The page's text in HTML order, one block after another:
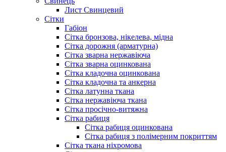
Лист Свинцевий
Сітки
Габіон
Сітка бронзова, нікелева, мідна
Сітка дорожня (арматурна)
Сітка зварна нержавіюча
Сітка зварна оцинкована
Сітка кладочна оцинкована
Сітка кладочна та анкерна
Сітка латунна ткана
Сітка нержавіюча ткана
Сітка просічно-витяжна
Сітка рабиця
Сітка рабиця оцинкована
Сітка рабиця з полімерним покриттям
Сітка ткана ніхромова